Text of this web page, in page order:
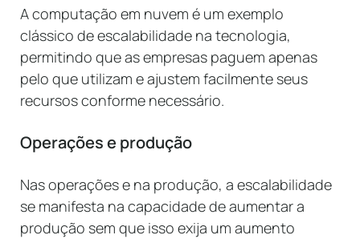
A computação em nuvem é um exemplo
clássico de escalabilidade na tecnologia,
permitindo que as empresas paguem apenas
pelo que utilizam e ajustem facilmente seus
recursos conforme necessário.
Operações e produção
Nas operações e na produção, a escalabilidade
se manifesta na capacidade de aumentar a
produção sem que isso exija um aumento